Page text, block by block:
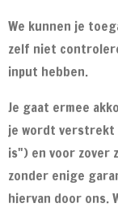
We kunnen je
zelf niet
input hebben.
Je gaat ermee
je wordt verstrekt
is") en voor zover
zonder enige
hiervan door ons.